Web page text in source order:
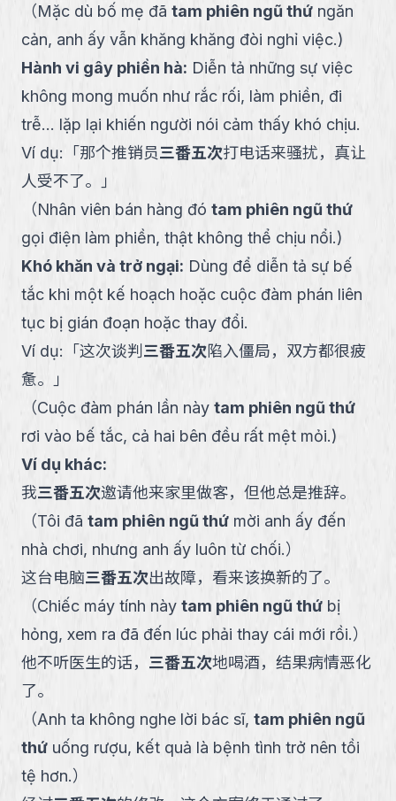
（Mặc dù bố mẹ đã tam phiên ngũ thứ ngăn
cản, anh ấy vẫn khăng khăng đòi nghỉ việc.)
Hành vi gây phiền hà: Diễn tả những sự việc
không mong muốn như rắc rối, làm phiền, đi
trễ... lặp lại khiến người nói cảm thấy khó chịu.
Ví dụ: 「那个推销员三番五次打电话来骚扰，真让
人受不了。
」
（Nhân viên bán hàng đó tam phiên ngũ thứ
gọi điện làm phiền, thật không thể chịu nổi.)
Khó khăn và trở ngại: Dùng để diễn tả sự bế
tắc khi một kế hoạch hoặc cuộc đàm phán liên
tục bị gián đoạn hoặc thay đổi.
Ví dụ: 「这次谈判 三番五次陷入僵局，双方都很疲
惫。
」
（Cuộc đàm phán lần này tam phiên ngũ thứ
rơi vào bế tắc, cả hai bên đều rất mệt mỏi.)
Ví dụ khác:
我三番五次邀请他来家里做客，但他总是推辞。
（Tôi đã tam phiên ngũ thứ mời anh ấy đến
nhà chơi, nhưng anh ấy luôn từ chối.）
这台电脑三番五次出故障，看来该换新的了。
（Chiếc máy tính này tam phiên ngũ thứ bị
hỏng, xem ra đã đến lúc phải thay cái mới rồi.）
他不听医生的话， 三番五次地喝酒，结果病情恶化
了。
（Anh ta không nghe lời bác sĩ, tam phiên ngũ
thứ uống rượu, kết quả là bệnh tình trở nên tồi
tệ hơn.）